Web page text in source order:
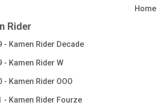
Home
Rider
- Kamen Rider Decade
- Kamen Rider W
- Kamen Rider OOO
- Kamen Rider Fourze